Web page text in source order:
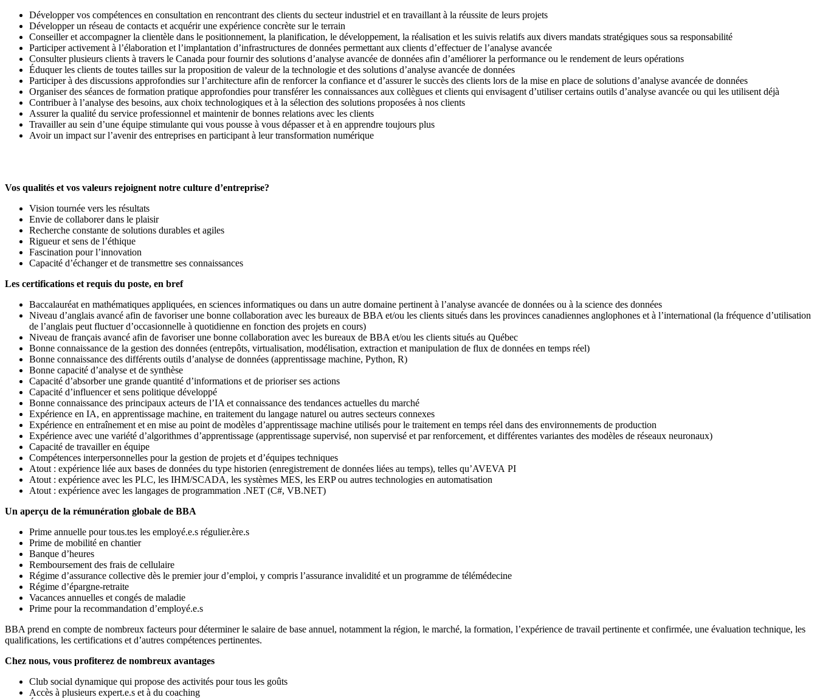
Développer vos compétences en consultation en rencontrant des clients du secteur industriel et en travaillant à la réussite de leurs projets
Développer un réseau de contacts et acquérir une expérience concrète sur le terrain
Conseiller et accompagner la clientèle dans le positionnement, la planification, le développement, la réalisation et les suivis relatifs aux divers mandats stratégiques sous sa responsabilité
Participer activement à l’élaboration et l’implantation d’infrastructures de données permettant aux clients d’effectuer de l’analyse avancée
Consulter plusieurs clients à travers le Canada pour fournir des solutions d’analyse avancée de données afin d’améliorer la performance ou le rendement de leurs opérations
Éduquer les clients de toutes tailles sur la proposition de valeur de la technologie et des solutions d’analyse avancée de données
Participer à des discussions approfondies sur l’architecture afin de renforcer la confiance et d’assurer le succès des clients lors de la mise en place de solutions d’analyse avancée de données
Organiser des séances de formation pratique approfondies pour transférer les connaissances aux collègues et clients qui envisagent d’utiliser certains outils d’analyse avancée ou qui les utilisent déjà
Contribuer à l’analyse des besoins, aux choix technologiques et à la sélection des solutions proposées à nos clients
Assurer la qualité du service professionnel et maintenir de bonnes relations avec les clients
Travailler au sein d’une équipe stimulante qui vous pousse à vous dépasser et à en apprendre toujours plus
Avoir un impact sur l’avenir des entreprises en participant à leur transformation numérique
Vos qualités et vos valeurs rejoignent notre culture d’entreprise?
Vision tournée vers les résultats
Envie de collaborer dans le plaisir
Recherche constante de solutions durables et agiles
Rigueur et sens de l’éthique
Fascination pour l’innovation
Capacité d’échanger et de transmettre ses connaissances
Les certifications et requis du poste, en bref
Baccalauréat en mathématiques appliquées, en sciences informatiques ou dans un autre domaine pertinent à l’analyse avancée de données ou à la science des données
Niveau d’anglais avancé afin de favoriser une bonne collaboration avec les bureaux de BBA et/ou les clients situés dans les provinces canadiennes anglophones et à l’international (la fréquence d’utilisation
de l’anglais peut fluctuer d’occasionnelle à quotidienne en fonction des projets en cours)
Niveau de français avancé afin de favoriser une bonne collaboration avec les bureaux de BBA et/ou les clients situés au Québec
Bonne connaissance de la gestion des données (entrepôts, virtualisation, modélisation, extraction et manipulation de flux de données en temps réel)
Bonne connaissance des différents outils d’analyse de données (apprentissage machine, Python, R)
Bonne capacité d’analyse et de synthèse
Capacité d’absorber une grande quantité d’informations et de prioriser ses actions
Capacité d’influencer et sens politique développé
Bonne connaissance des principaux acteurs de l’IA et connaissance des tendances actuelles du marché
Expérience en IA, en apprentissage machine, en traitement du langage naturel ou autres secteurs connexes
Expérience en entraînement et en mise au point de modèles d’apprentissage machine utilisés pour le traitement en temps réel dans des environnements de production
Expérience avec une variété d’algorithmes d’apprentissage (apprentissage supervisé, non supervisé et par renforcement, et différentes variantes des modèles de réseaux neuronaux)
Capacité de travailler en équipe
Compétences interpersonnelles pour la gestion de projets et d’équipes techniques
Atout : expérience liée aux bases de données du type historien (enregistrement de données liées au temps), telles qu’AVEVA PI
Atout : expérience avec les PLC, les IHM/SCADA, les systèmes MES, les ERP ou autres technologies en automatisation
Atout : expérience avec les langages de programmation .NET (C#, VB.NET)
Un aperçu de la rémunération globale de BBA
Prime annuelle pour tous.tes les employé.e.s régulier.ère.s
Prime de mobilité en chantier
Banque d’heures
Remboursement des frais de cellulaire
Régime d’assurance collective dès le premier jour d’emploi, y compris l’assurance invalidité et un programme de télémédecine
Régime d’épargne-retraite
Vacances annuelles et congés de maladie
Prime pour la recommandation d’employé.e.s
BBA prend en compte de nombreux facteurs pour déterminer le salaire de base annuel, notamment la région, le marché, la formation, l’expérience de travail pertinente et confirmée, une évaluation technique, les
qualifications, les certifications et d’autres compétences pertinentes.
Chez nous, vous profiterez de nombreux avantages
Club social dynamique qui propose des activités pour tous les goûts
Accès à plusieurs expert.e.s et à du coaching